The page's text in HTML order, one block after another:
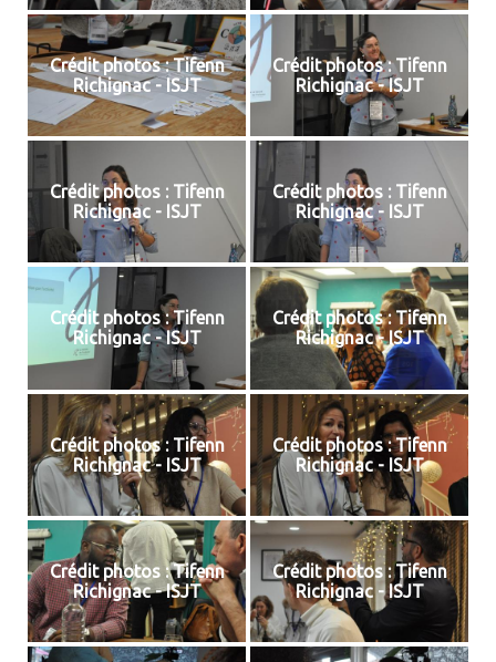
Crédit photos : Tifenn
Richignac - ISJT
Crédit photos : Tifenn
Richignac - ISJT
Crédit photos : Tifenn
Richignac - ISJT
Crédit photos : Tifenn
Richignac - ISJT
Crédit photos : Tifenn
Richignac - ISJT
Crédit photos : Tifenn
Richignac - ISJT
Crédit photos : Tifenn
Richignac - ISJT
Crédit photos : Tifenn
Richignac - ISJT
Crédit photos : Tifenn
Richignac - ISJT
Crédit photos : Tifenn
Richignac - ISJT